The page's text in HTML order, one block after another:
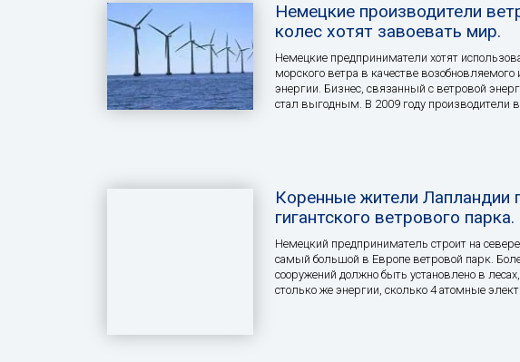
Немецкие производители
колес хотят завоевать мир.
Немецкие предприниматели хотят
морского ветра в качестве возобновляемого
энергии. Бизнес, связанный с ветровой
стал выгодным. В 2009 году производители
Коренные жители Лапландии
гигантского ветрового парка.
Немецкий предприниматель строит на
самый большой в Европе ветровой парк.
сооружений должно быть установлено в
столько же энергии, сколько 4 атомные